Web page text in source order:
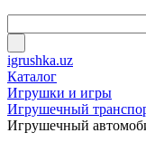
igrushka.uz
Каталог
Игрушки и игры
Игрушечный
Игрушечный